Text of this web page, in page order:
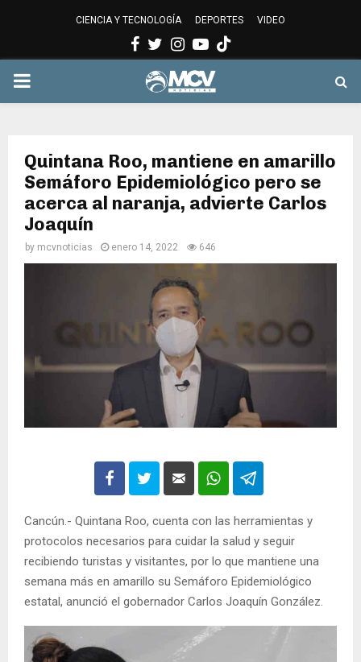
CIENCIA Y TECNOLOGÍA DEPORTES VIDEO
Facebook
Twitter
Instagram
Youtube
PRIMARY
Quintana Roo, mantiene en amarillo
Semáforo Epidemiológico pero se
acerca al naranja, advierte Carlos
Joaquín
by mcvnoticias enero 14, 2022 646
Cancún.- Quintana Roo, cuenta con las herramientas y
protocolos necesarios para cuidar la salud y seguir
recibiendo turistas y visitantes, por lo que mantiene una
semana más en amarillo su Semáforo Epidemiológico
estatal, anunció el gobernador Carlos Joaquín González.